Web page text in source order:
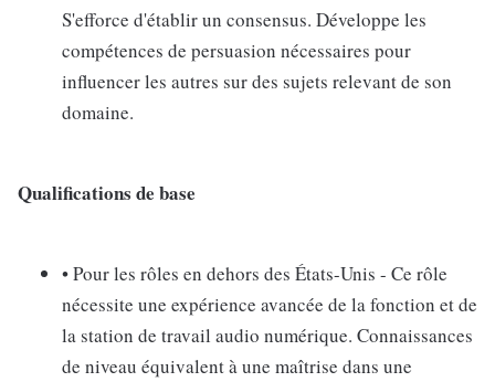
S'efforce d'établir un consensus. Développe les
compétences de persuasion nécessaires pour
influencer les autres sur des sujets relevant de son
domaine.
Qualifications de base
• Pour les rôles en dehors des États-Unis - Ce rôle
nécessite une expérience avancée de la fonction et de
la station de travail audio numérique. Connaissances
de niveau équivalent à une maîtrise dans une